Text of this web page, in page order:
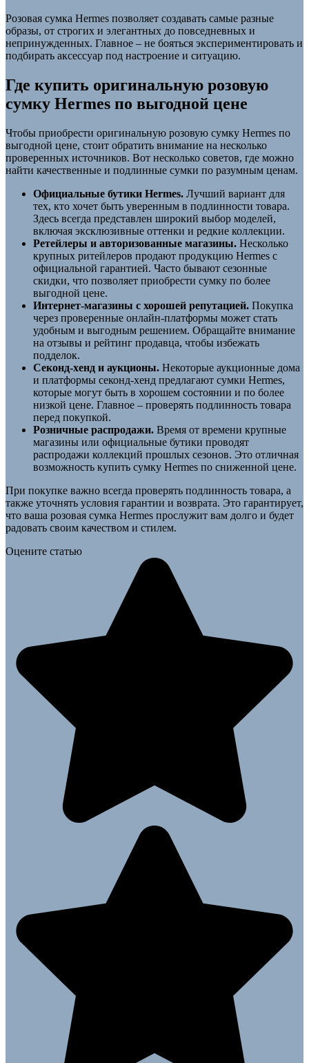
Розовая сумка Hermes позволяет создавать самые разные
образы, от строгих и элегантных до повседневных и
непринужденных. Главное – не бояться экспериментировать и
подбирать аксессуар под настроение и ситуацию.
Где купить оригинальную розовую
сумку Hermes по выгодной цене
Чтобы приобрести оригинальную розовую сумку Hermes по
выгодной цене, стоит обратить внимание на несколько
проверенных источников. Вот несколько советов, где можно
найти качественные и подлинные сумки по разумным ценам.
Официальные бутики Hermes. Лучший вариант для
тех, кто хочет быть уверенным в подлинности товара.
Здесь всегда представлен широкий выбор моделей,
включая эксклюзивные оттенки и редкие коллекции.
Ретейлеры и авторизованные магазины. Несколько
крупных ритейлеров продают продукцию Hermes с
официальной гарантией. Часто бывают сезонные
скидки, что позволяет приобрести сумку по более
выгодной цене.
Интернет-магазины с хорошей репутацией. Покупка
через проверенные онлайн-платформы может стать
удобным и выгодным решением. Обращайте внимание
на отзывы и рейтинг продавца, чтобы избежать
подделок.
Секонд-хенд и аукционы. Некоторые аукционные дома
и платформы секонд-хенд предлагают сумки Hermes,
которые могут быть в хорошем состоянии и по более
низкой цене. Главное – проверять подлинность товара
перед покупкой.
Розничные распродажи. Время от времени крупные
магазины или официальные бутики проводят
распродажи коллекций прошлых сезонов. Это отличная
возможность купить сумку Hermes по сниженной цене.
При покупке важно всегда проверять подлинность товара, а
также уточнять условия гарантии и возврата. Это гарантирует,
что ваша розовая сумка Hermes прослужит вам долго и будет
радовать своим качеством и стилем.
Оцените статью